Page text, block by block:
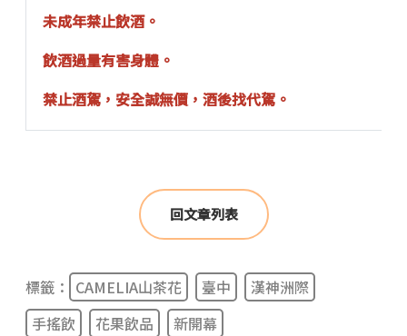
未成年禁止飲酒。
飲酒過量有害身體。
禁止酒駕，安全誠無價，酒後找代駕。
回文章列表
標籤： CAMELIA山茶花 臺中
漢神洲際
手搖飲
花果飲品 新開幕